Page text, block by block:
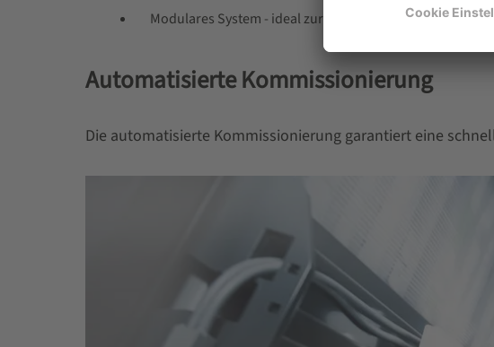
Modulares System - ideal zur Erweiterung
Automatisierte Kommissionierung
Die automatisierte Kommissionierung garantiert eine